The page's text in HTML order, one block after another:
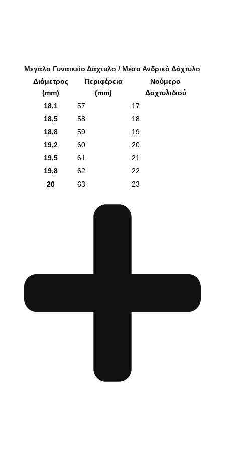
Μεγάλο Γυναικείο Δάχτυλο / Μέσο Ανδρικό Δάχτυλο
Διάμετρος
(mm)
Περιφέρεια
(mm)
Νούμερο
Δαχτυλιδιού
18,1
57
17
18,5
58
18
18,8
59
19
19,2
60
20
19,5
61
21
19,8
62
22
20
63 23